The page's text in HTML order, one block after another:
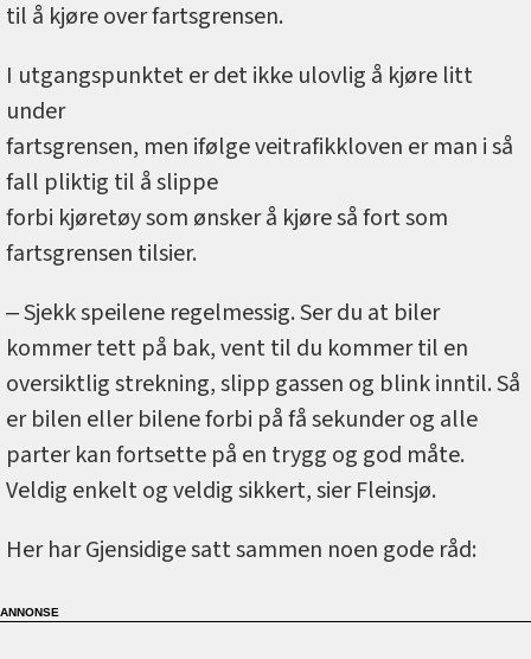
til å kjøre over fartsgrensen.
I utgangspunktet er det ikke ulovlig å kjøre litt
under
fartsgrensen, men ifølge veitrafikkloven er man i så
fall pliktig til å slippe
forbi kjøretøy som ønsker å kjøre så fort som
fartsgrensen tilsier.
‒ Sjekk speilene regelmessig. Ser du at biler
kommer tett på bak, vent til du kommer til en
oversiktlig strekning, slipp gassen og blink inntil. Så
er bilen eller bilene forbi på få sekunder og alle
parter kan fortsette på en trygg og god måte.
Veldig enkelt og veldig sikkert, sier Fleinsjø.
Her har Gjensidige satt sammen noen gode råd: